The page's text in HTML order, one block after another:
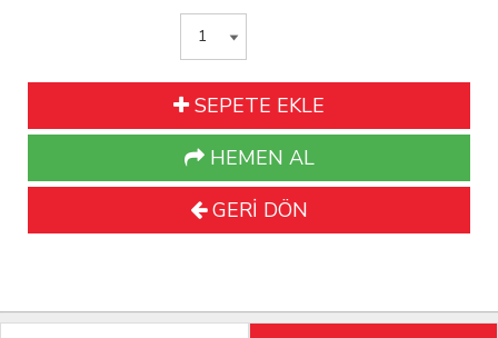
SEPETE EKLE
HEMEN AL
GERİ DÖN